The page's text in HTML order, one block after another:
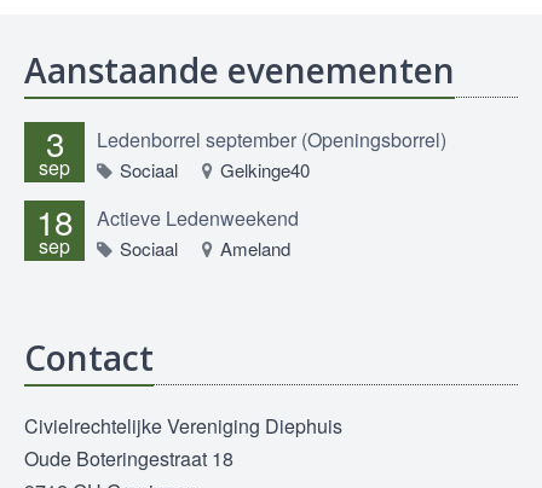
Aanstaande evenementen
3
sep
Ledenborrel september (Openingsborrel)
Sociaal Gelkinge40
18
sep
Actieve Ledenweekend
Sociaal Ameland
Contact
Civielrechtelijke Vereniging Diephuis
Oude Boteringestraat 18